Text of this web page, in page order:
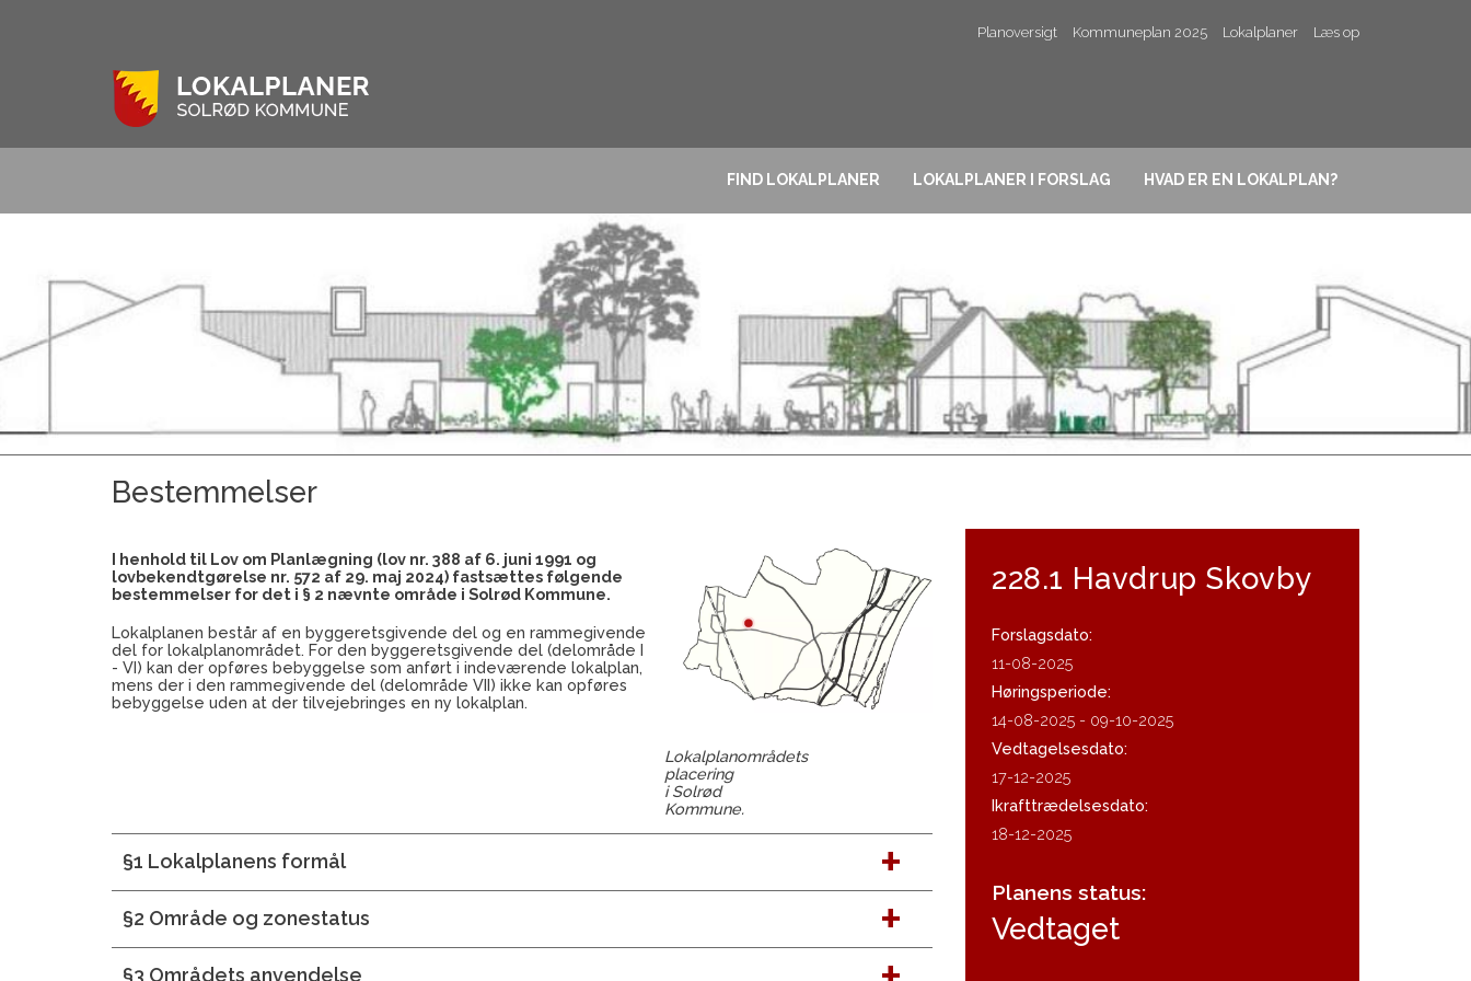
Planoversigt Kommuneplan 2025 Lokalplaner Læs op
FIND LOKALPLANER LOKALPLANER I FORSLAG HVAD ER EN LOKALPLAN?
Bestemmelser
I henhold til Lov om Planlægning (lov nr. 388 af 6. juni 1991 og
lovbekendtgørelse nr. 572 af 29. maj 2024) fastsættes følgende
bestemmelser for det i § 2 nævnte område i Solrød Kommune.
Lokalplanen består af en byggeretsgivende del og en rammegivende
del for lokalplanområdet. For den byggeretsgivende del (delområde I
- VI) kan der opføres bebyggelse som anført i indeværende lokalplan,
mens der i den rammegivende del (delområde VII) ikke kan opføres
bebyggelse uden at der tilvejebringes en ny lokalplan.
Lokalplanområdets
placering
i Solrød
Kommune.
§1 Lokalplanens formål
§2 Område og zonestatus
§3 Områdets anvendelse
228.1 Havdrup Skovby
Forslagsdato:
11-08-2025
Høringsperiode:
14-08-2025 - 09-10-2025
Vedtagelsesdato:
17-12-2025
Ikrafttrædelsesdato:
18-12-2025
Planens status:
Vedtaget